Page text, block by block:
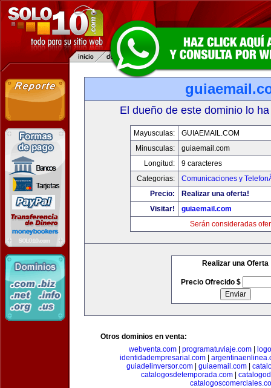
El dueño de este dominio lo
Mayusculas:
GUIAEMAIL.COM
Minusculas:
guiaemail.com
Longitud:
9 caracteres
Categorias:
Comunicaciones y
Precio:
Realizar una oferta!
Visitar!
guiaemail.com
Serán consideradas
Realizar una Oferta
Precio Ofrecido $
Otros dominios en venta:
webventa.com
programatuviaje.com
identidadempresarial.com
guiadelinversor.com| guiaemail.com|
catalogosdetemporada.com|